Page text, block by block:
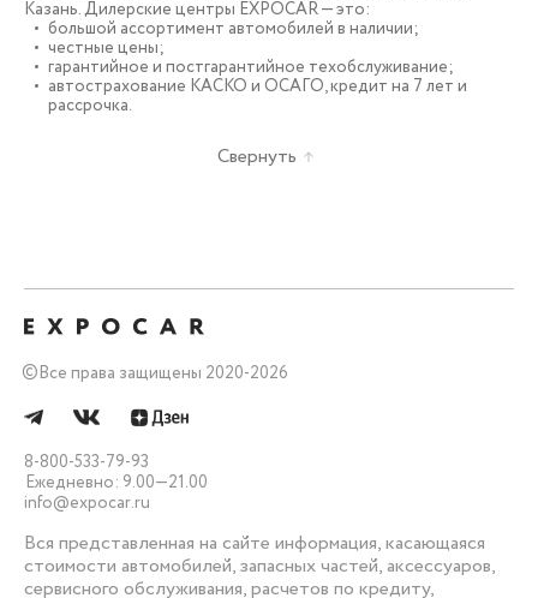
Казань. Дилерские центры EXPOCAR — это:
большой ассортимент автомобилей в наличии;
честные цены;
гарантийное и постгарантийное техобслуживание;
автострахование КАСКО и ОСАГО, кредит на 7 лет и
рассрочка.
Свернуть
©Все права защищены 2020-2026
8-800-533-79-93
Ежедневно: 9.00—21.00
info@expocar.ru
Вся представленная на сайте информация, касающаяся
стоимости автомобилей, запасных частей, аксессуаров,
сервисного обслуживания, расчетов по кредиту,